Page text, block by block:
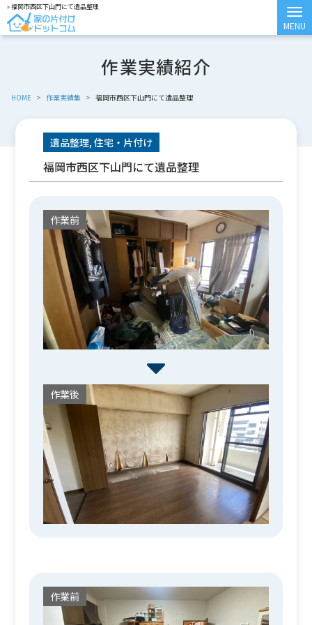
» 福岡市西区下山門にて遺品整理
作業実績紹介
HOME > 作業実績集 > 福岡市西区下山門にて遺品整理
遺品整理, 住宅・片付け
福岡市西区下山門にて遺品整理
作業前
作業後
作業前